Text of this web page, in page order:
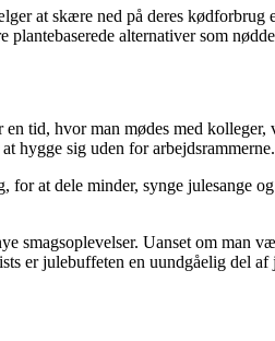
at skære ned på deres
alternativer som
tid, hvor man mødes med
hygge sig uden for arbejdsrammerne.
at dele minder, synge julesange
Uanset om man
er julebuffeten en uundgåelig del